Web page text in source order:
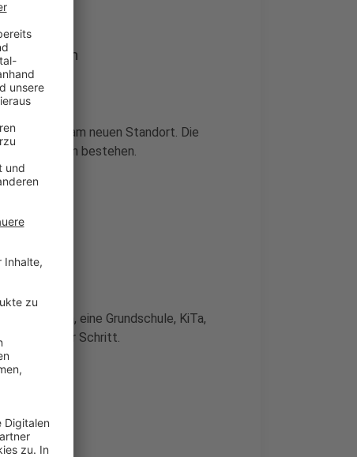
am neuen Standort. Die
in Flingern bestehen.
eine Grundschule, KiTa,
Schritt für Schritt.